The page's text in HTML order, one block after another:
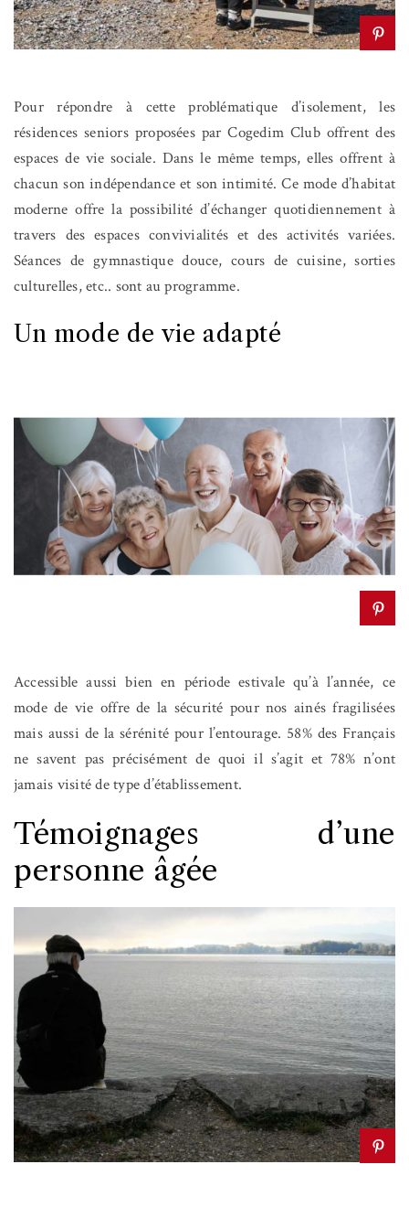
Pour répondre à cette problématique d’isolement, les
résidences seniors proposées par Cogedim Club offrent des
espaces de vie sociale. Dans le même temps, elles offrent à
chacun son indépendance et son intimité. Ce mode d’habitat
moderne offre la possibilité d’échanger quotidiennement à
travers des espaces convivialités et des activités variées.
Séances de gymnastique douce, cours de cuisine, sorties
culturelles, etc.. sont au programme.
Un mode de vie adapté
Accessible aussi bien en période estivale qu’à l’année, ce
mode de vie offre de la sécurité pour nos ainés fragilisées
mais aussi de la sérénité pour l’entourage. 58% des Français
ne savent pas précisément de quoi il s’agit et 78% n’ont
jamais visité de type d’établissement.
Témoignages d’une
personne âgée